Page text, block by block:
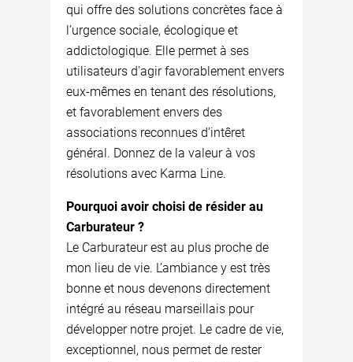
qui offre des solutions concrètes face à
l’urgence sociale, écologique et
addictologique. Elle permet à ses
utilisateurs d'agir favorablement envers
eux-mêmes en tenant des résolutions,
et favorablement envers des
associations reconnues d’intêret
général. Donnez de la valeur à vos
résolutions avec Karma Line.
Pourquoi avoir choisi de résider au
Carburateur ?
Le Carburateur est au plus proche de
mon lieu de vie. L’ambiance y est très
bonne et nous devenons directement
intégré au réseau marseillais pour
développer notre projet. Le cadre de vie,
exceptionnel, nous permet de rester